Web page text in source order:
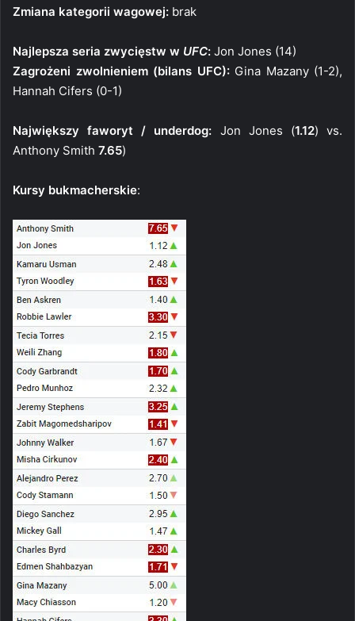
Zmiana kategorii wagowej: brak
Najlepsza seria zwycięstw w UFC: Jon Jones (14)
Zagrożeni zwolnieniem (bilans UFC):Gina Mazany (1-2),
Hannah Cifers (0-1)
Największy faworyt / underdog: Jon Jones (1.12) vs.
Anthony Smith 7.65)
Kursy bukmacherskie: